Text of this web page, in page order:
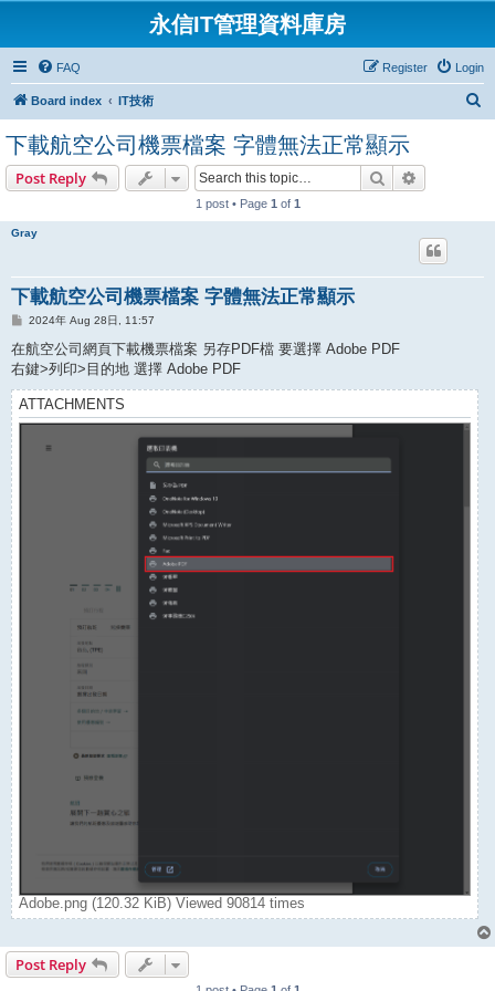
永信IT管理資料庫房
FAQ Login
Register
Board index IT技術
下載航空公司機票檔案 字體無法正常顯示
Post Reply Search
1 post • Page 1 of 1
Gray
下載航空公司機票檔案 字體無法正常顯示
P
s
t
2024年 Aug 28日, 11:57
在航空公司網頁下載機票檔案 另存PDF檔 要選擇 Adobe PDF
右鍵>列印>目的地 選擇 Adobe PDF
ATTACHMENTS
Adobe.png (120.32 KiB) Viewed 90814 times
Post Reply